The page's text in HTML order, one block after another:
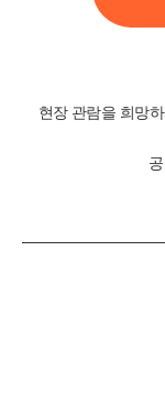
현장 관람을 희망